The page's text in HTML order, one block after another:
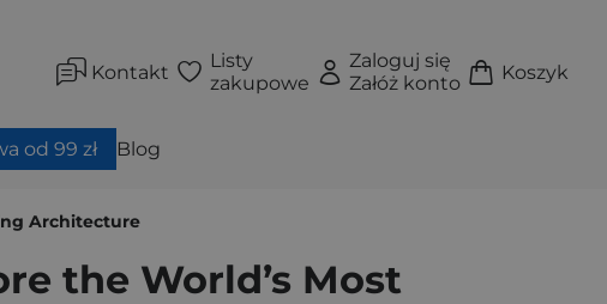
Kontakt
Listy
zakupowe
Zaloguj się
Załóż konto
Koszyk
od 99 zł Blog
Architecture
the World’s Most